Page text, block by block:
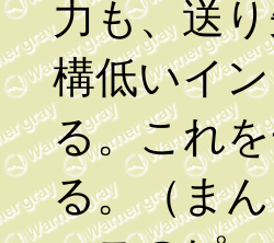
力も、送
構低いイ
る。これ
る。（ま